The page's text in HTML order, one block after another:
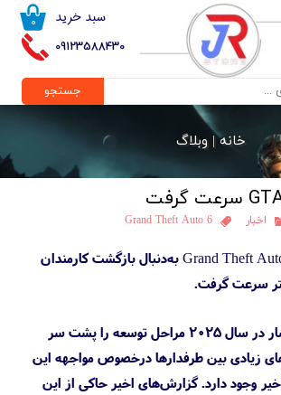
09123588430
۰ سبد خرید
جستجو
خانه |وبلاگ
اخبار Grand Theft Auto 6
روند توسعه بازی Grand Theft Auto 6 به‌دنبال بازگشت کارمندان
سرعت گرفت.
جی‌تی‌ای ۶ برای انتشار در سال ۲۰۲۵ مراحل توسعه را پشت سر
زیادی بین طرفدارها درخصوص مواجهه این
وجود دارد. گزارش‌های اخیر حاکی از این